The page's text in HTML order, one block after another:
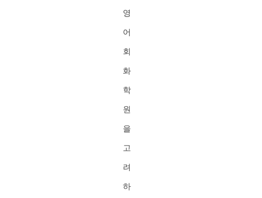
영
어
회
화
학
원
을
고
려
하